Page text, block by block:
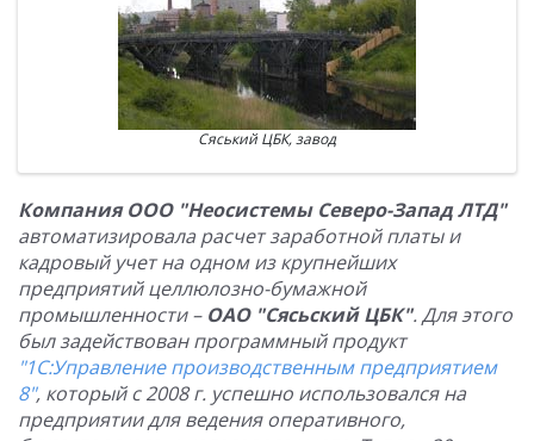
Сяський ЦБК, завод
Компания ООО "Неосистемы Северо-Запад ЛТД"
автоматизировала расчет заработной платы и
кадровый учет на одном из крупнейших
предприятий целлюлозно-бумажной
промышленности – ОАО "Сясьский ЦБК". Для этого
был задействован программный продукт
"1С:Управление производственным предприятием
8", который с 2008 г. успешно использовался на
предприятии для ведения оперативного,